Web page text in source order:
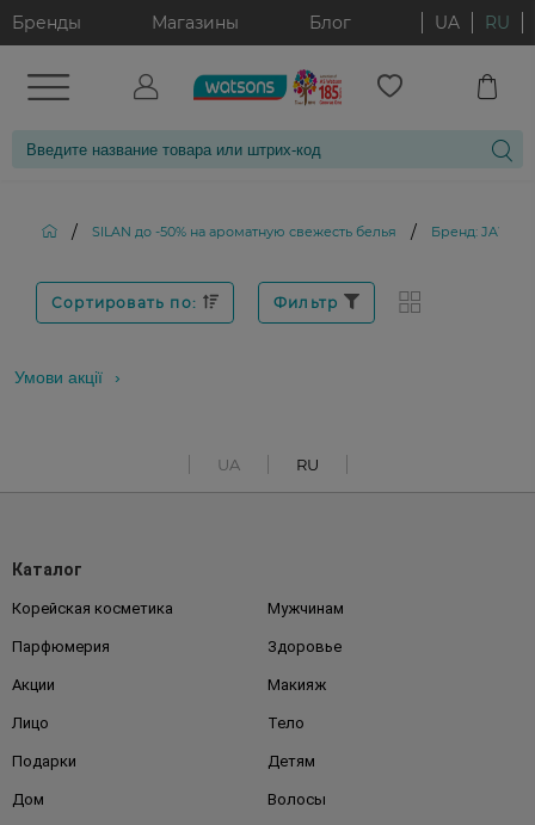
Бренды Магазины Блог UA RU
/ SILAN до -50% на ароматную свежесть белья / Бренд:
Сортировать по: Фильтр
Умови акції
UA RU
Каталог
Корейская косметика Мужчинам
Парфюмерия Здоровье
Акции Макияж
Лицо Тело
Подарки Детям
Дом Волосы